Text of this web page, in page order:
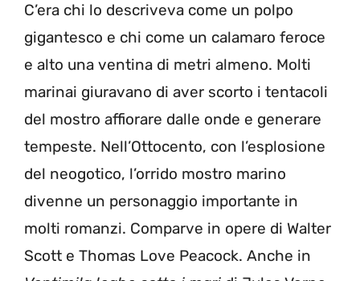
C’era chi lo descriveva come un polpo
gigantesco e chi come un calamaro feroce
e alto una ventina di metri almeno. Molti
marinai giuravano di aver scorto i tentacoli
del mostro affiorare dalle onde e generare
tempeste. Nell’Ottocento, con l’esplosione
del neogotico, l’orrido mostro marino
divenne un personaggio importante in
molti romanzi. Comparve in opere di Walter
Scott e Thomas Love Peacock. Anche in